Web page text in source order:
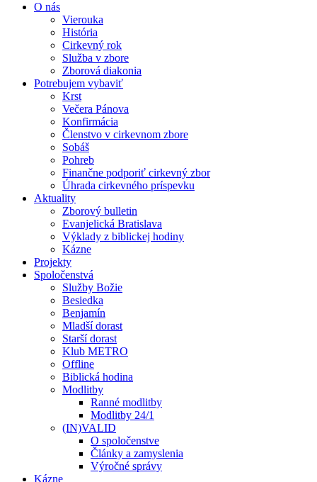
O nás
Vierouka
História
Cirkevný rok
Služba v zbore
Zborová diakonia
Potrebujem vybaviť
Krst
Večera Pánova
Konfirmácia
Členstvo v cirkevnom zbore
Sobáš
Pohreb
Finančne podporiť cirkevný zbor
Úhrada cirkevného príspevku
Aktuality
Zborový bulletin
Evanjelická Bratislava
Výklady z biblickej hodiny
Kázne
Projekty
Spoločenstvá
Služby Božie
Besiedka
Benjamín
Mladší dorast
Starší dorast
Klub METRO
Offline
Biblická hodina
Modlitby
Ranné modlitby
Modlitby 24/1
(IN)VALID
O spoločenstve
Články a zamyslenia
Výročné správy
Kázne